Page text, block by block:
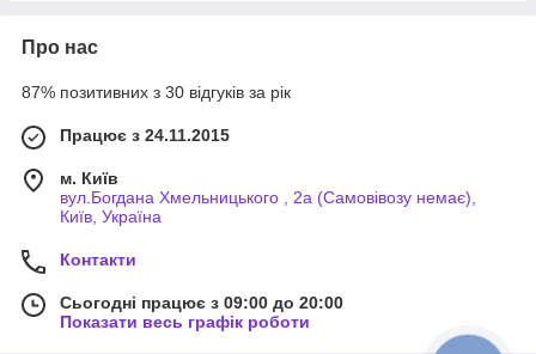
Про нас
87% позитивних з 30 відгуків за рік
Працює з 24.11.2015
м. Київ
вул.Богдана Хмельницького , 2а (Самовівозу немає),
Київ, Україна
Контакти
Сьогодні працює з 09:00 до 20:00
Показати весь графік роботи